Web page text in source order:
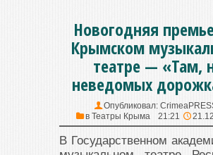
Новогодняя
Крымском
театре — «Там,
неведомых
Опубликовал:
в Театры Крыма 21:21
В Государственном